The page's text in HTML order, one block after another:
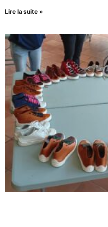
Lire la suite »